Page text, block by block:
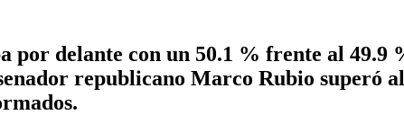
por delante con un 50.1 % frente al 49.9
republicano Marco Rubio superó